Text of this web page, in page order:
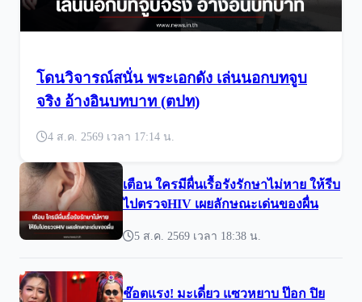
โดนวิจารณ์สนั่น พระเอกดัง เล่นนอกบทจูบ
จริง อ้างอินบทบาท (ตปท)
4 ส.ค. 2569 เวลา 17:14 น.
เตือน ใครมีผื่นเรื้อรังรักษาไม่หาย ให้รีบ
ไปตรวจHIV เผยลักษณะเด่นของผื่น
5 ส.ค. 2569 เวลา 18:38 น.
ช๊อตแรง! มะเดี่ยว แซวหยาบ ป๊อก ปิย